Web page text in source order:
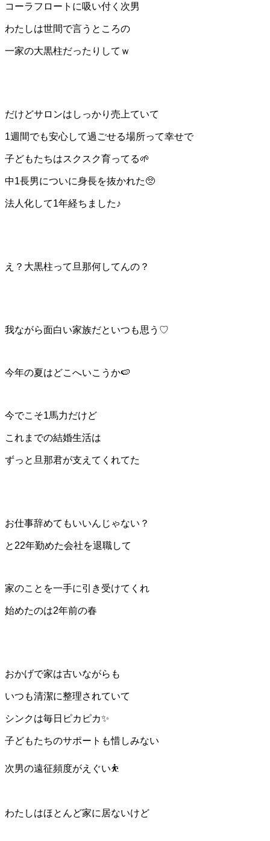
コーラフロートに吸い付く次男
わたしは世間で言うところの
一家の大黒柱だったりしてｗ
だけどサロンはしっかり売上ていて
1週間でも安心して過ごせる場所って幸せで
子どもたちはスクスク育ってる🌱
中1長男についに身長を抜かれた🥺
法人化して1年経ちました♪
え？大黒柱って旦那何してんの？
我ながら面白い家族だといつも思う♡
今年の夏はどこへいこうか🍉
今でこそ1馬力だけど
これまでの結婚生活は
ずっと旦那君が支えてくれてた
お仕事辞めてもいいんじゃない？
と22年勤めた会社を退職して
家のことを一手に引き受けてくれ
始めたのは2年前の春
おかげで家は古いながらも
いつも清潔に整理されていて
シンクは毎日ピカピカ✨
子どもたちのサポートも惜しみない
次男の遠征頻度がえぐい⛹️
わたしはほとんど家に居ないけど